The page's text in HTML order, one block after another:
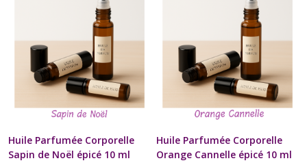
Corporelle Naturelle Senteur Épicée
Naturelle Senteur Épicée
Huile Parfumée Corporelle
Sapin de Noël épicé 10 ml
Huile Parfumée Corporelle
Orange Cannelle épicé 10 ml